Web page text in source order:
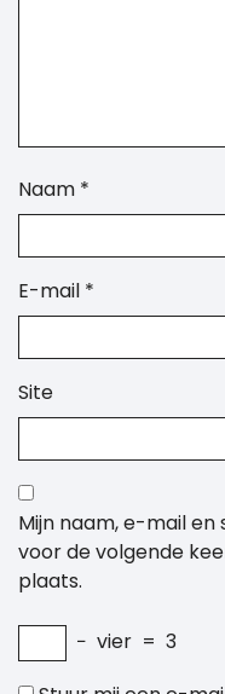
Naam *
E-mail *
Site
Mijn naam, e-mail
voor de volgende
plaats.
− vier = 3